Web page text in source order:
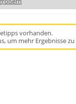
vorhanden.
um mehr Ergebnisse